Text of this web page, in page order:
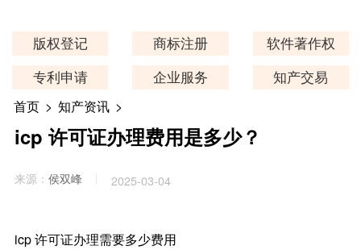
版权登记 商标注册
软件著作权
专利申请
企业服务 知产交易
首页 > 知产资讯 >
icp 许可证办理费用是多少？
来源： 侯双峰 2025-03-04
icp 许可证办理需要多少费用